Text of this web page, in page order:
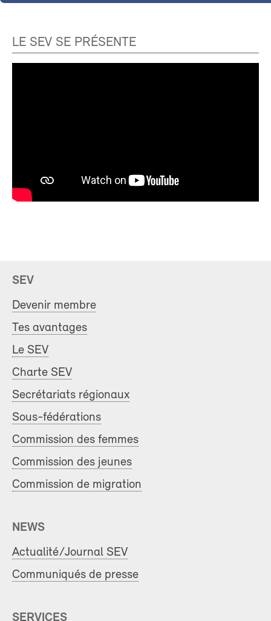
LE SEV SE PRÉSENTE
SEV
Devenir membre
Tes avantages
Le SEV
Charte SEV
Secrétariats régionaux
Sous-fédérations
Commission des femmes
Commission des jeunes
Commission de migration
NEWS
Actualité/Journal SEV
Communiqués de presse
SERVICES